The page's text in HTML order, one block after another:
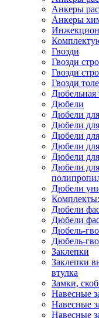
Анкеры
Анкеры
Гвозди
Гвозди
Гвозди
Гвозди
Дюбельная
Дюбели
Дюбели
Дюбели для
Дюбели для
Дюбели
Дюбели
Дюбели
Дюбели
Дюбели
Дюбели
Дюбель-
Дюбель-
Заклепки
Заклепки
втулка
Замки,
Навесные
Навесные
Навесные